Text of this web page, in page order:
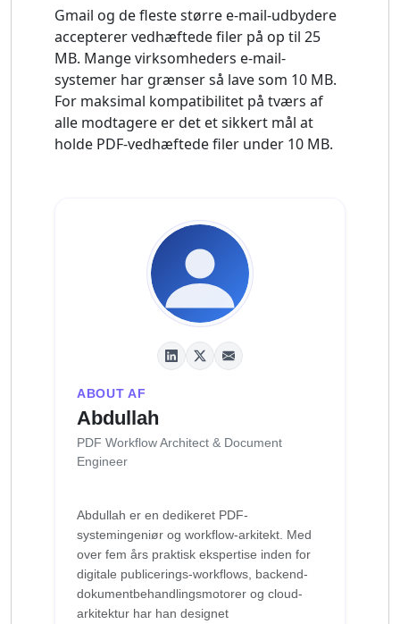
Gmail og de fleste større e-mail-udbydere
accepterer vedhæftede filer på op til 25
MB. Mange virksomheders e-mail-
systemer har grænser så lave som 10 MB.
For maksimal kompatibilitet på tværs af
alle modtagere er det et sikkert mål at
holde PDF-vedhæftede filer under 10 MB.
ABOUT AF
Abdullah
PDF Workflow Architect & Document
Engineer
Abdullah er en dedikeret PDF-
systemingeniør og workflow-arkitekt. Med
over fem års praktisk ekspertise inden for
digitale publicerings-workflows, backend-
dokumentbehandlingsmotorer og cloud-
arkitektur har han designet